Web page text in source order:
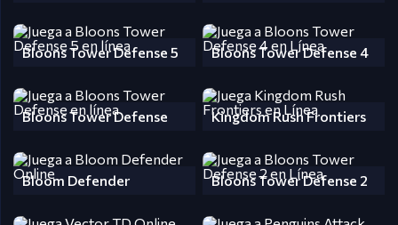
Bloons Tower Defense 5 Bloons Tower Defense 4
Bloons Tower Defense Kingdom Rush Frontiers
Bloom Defender Bloons Tower Defense 2